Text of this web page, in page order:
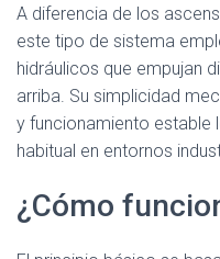
A diferencia de los
este tipo de sistema
hidráulicos que empujan
arriba. Su simplicidad
y funcionamiento estable
habitual en entornos
¿Cómo